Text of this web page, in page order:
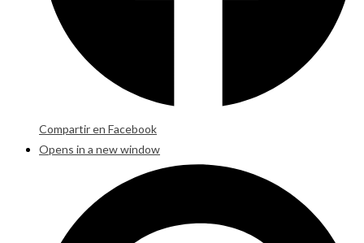
Compartir en Facebook
Opens in a new window